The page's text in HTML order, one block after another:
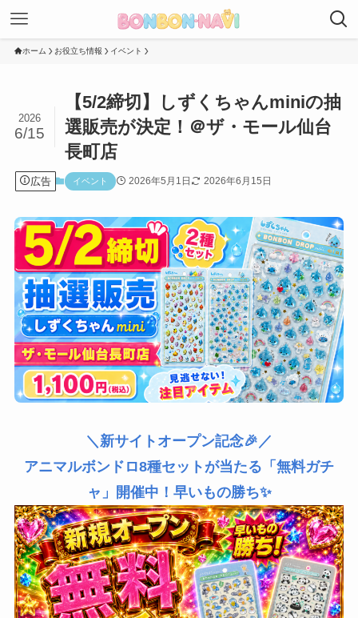
ホーム お役立ち情報 イベント
【5/2締切】しずくちゃんminiの抽
選販売が決定！＠ザ・モール仙台
長町店
2026
6/15
広告 イベント 2026年5月1日 2026年6月15日
＼新サイトオープン記念🎉／
アニマルボンドロ8種セットが当たる「無料ガチ
ャ」開催中！早いもの勝ち✨